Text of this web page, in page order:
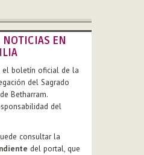
NOTICIAS EN
el boletín oficial de la
del Sagrado
Betharram.
del
consultar la
del portal, que